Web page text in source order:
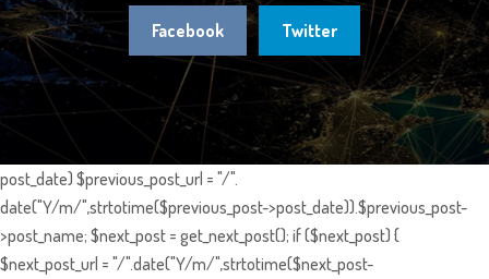
Facebook Twitter
post_date) $previous_post_url = "/".
date("Y/m/",strtotime($previous_post->post_date)).$previous_post-
>post_name; $next_post = get_next_post(); if ($next_post) {
$next_post_url = "/".date("Y/m/",strtotime($next_post-